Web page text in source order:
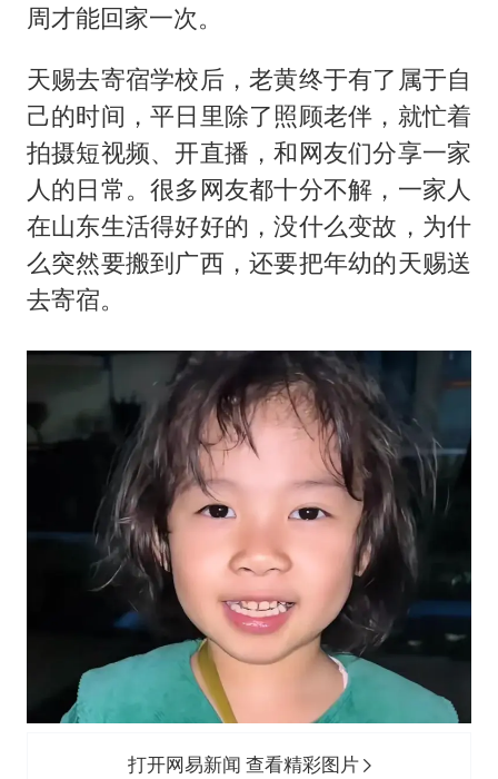
周才能回家一次。
天赐去寄宿学校后，老黄终于有了属于自
己的时间，平日里除了照顾老伴，就忙着
拍摄短视频、开直播，和网友们分享一家
人的日常。很多网友都十分不解，一家人
在山东生活得好好的，没什么变故，为什
么突然要搬到广西，还要把年幼的天赐送
去寄宿。
打开网易新闻 查看精彩图片